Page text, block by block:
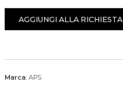
AGGIUNGI ALLA RICHIESTA
Marca: APS